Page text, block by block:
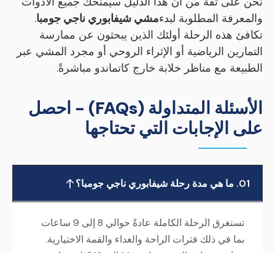
والمعرفة المطلوبة لبدءمشي شيفابوري ناجي جومبا.
تكافئ هذه الرحلة أولئك الذين يبحثون عن ممارسة
التمارين الرياضية أو الإثراء الروحي أو مجرد المشي عبر
الطبيعة مع مناظر خلابة خارج كاتماندو مباشرةً.
الأسئلة المتداولة (FAQs) - احصل
على الإجابات التي تحتاجها
01. ما هي مدة رحلة شيفابوري ناجي جومبا؟
تستغرق الرحلة الكاملة عادةً حوالي 8 إلى 9 ساعات
بما في ذلك فترات الراحة والغداء والقمة الاختيارية.